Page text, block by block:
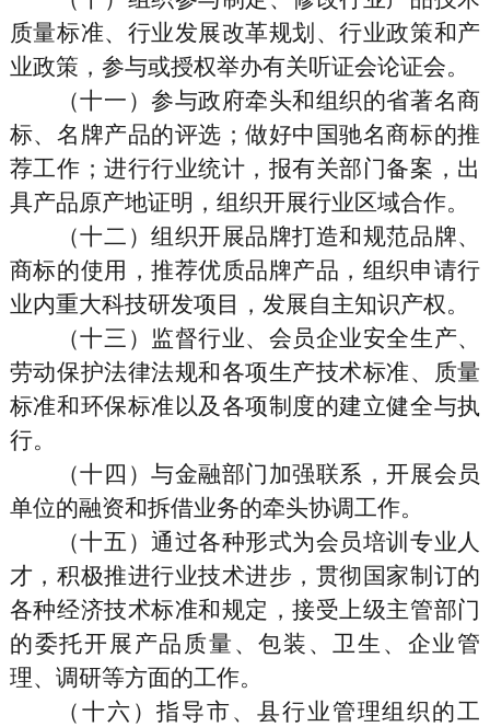
质量标准、行业发展改革规划、行业政策和产
业政策，参与或授权举办有关听证会论证会。
（十一）参与政府牵头和组织的省著名商
标、名牌产品的评选；做好中国驰名商标的推
荐工作；进行行业统计，报有关部门备案，出
具产品原产地证明，组织开展行业区域合作。
（十二）组织开展品牌打造和规范品牌、
商标的使用，推荐优质品牌产品，组织申请行
业内重大科技研发项目，发展自主知识产权。
（十三）监督行业、会员企业安全生产、
劳动保护法律法规和各项生产技术标准、质量
标准和环保标准以及各项制度的建立健全与执
行。
（十四）与金融部门加强联系，开展会员
单位的融资和拆借业务的牵头协调工作。
（十五）通过各种形式为会员培训专业人
才，积极推进行业技术进步，贯彻国家制订的
各种经济技术标准和规定，接受上级主管部门
的委托开展产品质量、包装、卫生、企业管
理、调研等方面的工作。
（十六）指导市、县行业管理组织的工